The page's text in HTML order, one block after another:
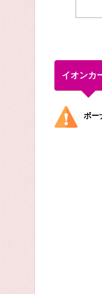
イオンカ
ボー